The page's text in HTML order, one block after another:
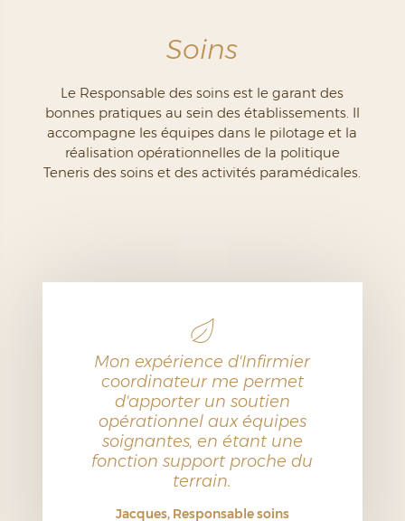
Soins
Le Responsable des soins est le garant des
bonnes pratiques au sein des établissements. Il
accompagne les équipes dans le pilotage et la
réalisation opérationnelles de la politique
Teneris des soins et des activités paramédicales.
Mon expérience d'Infirmier
coordinateur me permet
d'apporter un soutien
opérationnel aux équipes
soignantes, en étant une
fonction support proche du
terrain.
Jacques, Responsable soins